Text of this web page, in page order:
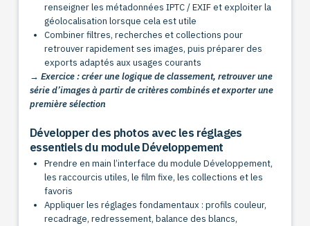
renseigner les métadonnées IPTC / EXIF et exploiter la
géolocalisation lorsque cela est utile
Combiner filtres, recherches et collections pour
retrouver rapidement ses images, puis préparer des
exports adaptés aux usages courants
→ Exercice : créer une logique de classement, retrouver une
série d’images à partir de critères combinés et exporter une
première sélection
Développer des photos avec les réglages
essentiels du module Développement
Prendre en main l’interface du module Développement,
les raccourcis utiles, le film fixe, les collections et les
favoris
Appliquer les réglages fondamentaux : profils couleur,
recadrage, redressement, balance des blancs,